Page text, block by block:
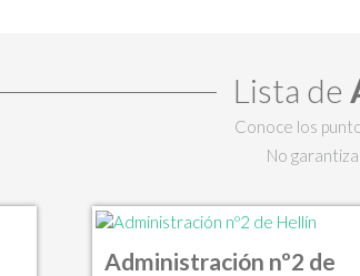
Lista de
Conoce los
No
Administración nº2 de